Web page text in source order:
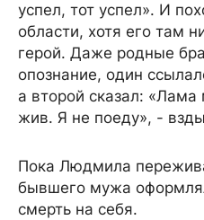
успел, тот успел». И
области, хотя его там
герой. Даже родные
опознание, один
а второй сказал:
жив. Я не поеду», -
Пока Людмила
бывшего мужа
смерть на себя.